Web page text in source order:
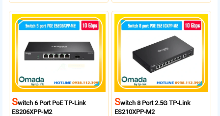
SFP+, đáp ứng nhu cầu truyền tải
dữ liệu lớn sở hữu băng thông
chuyển mạch 45Gbps cùng tốc độ
chuyển tiếp 33.48Mpps, mang lại
nghiệp văn phòng và hệ thống
mạng hiện đại.
và 2 cổng 10G SFP+ đáp ứng nhu
cầu truyền tải dữ liệu lớn sở hữu
băng thông chuyển mạch 80Gbps
tốc độ chuyển tiếp 59.52Mpps
mang lại kết nối ổn định cho
doanh nghiệp văn phòng và hệ
thống mạng hiện đại.
SWitch 6 Port PoE TP-Link
ES206XPP-M2
SWitch 8 Port 2.5G TP-Link
ES210XPP-M2